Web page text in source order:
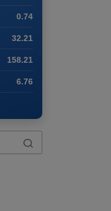
0.74
32.21
158.21
6.76